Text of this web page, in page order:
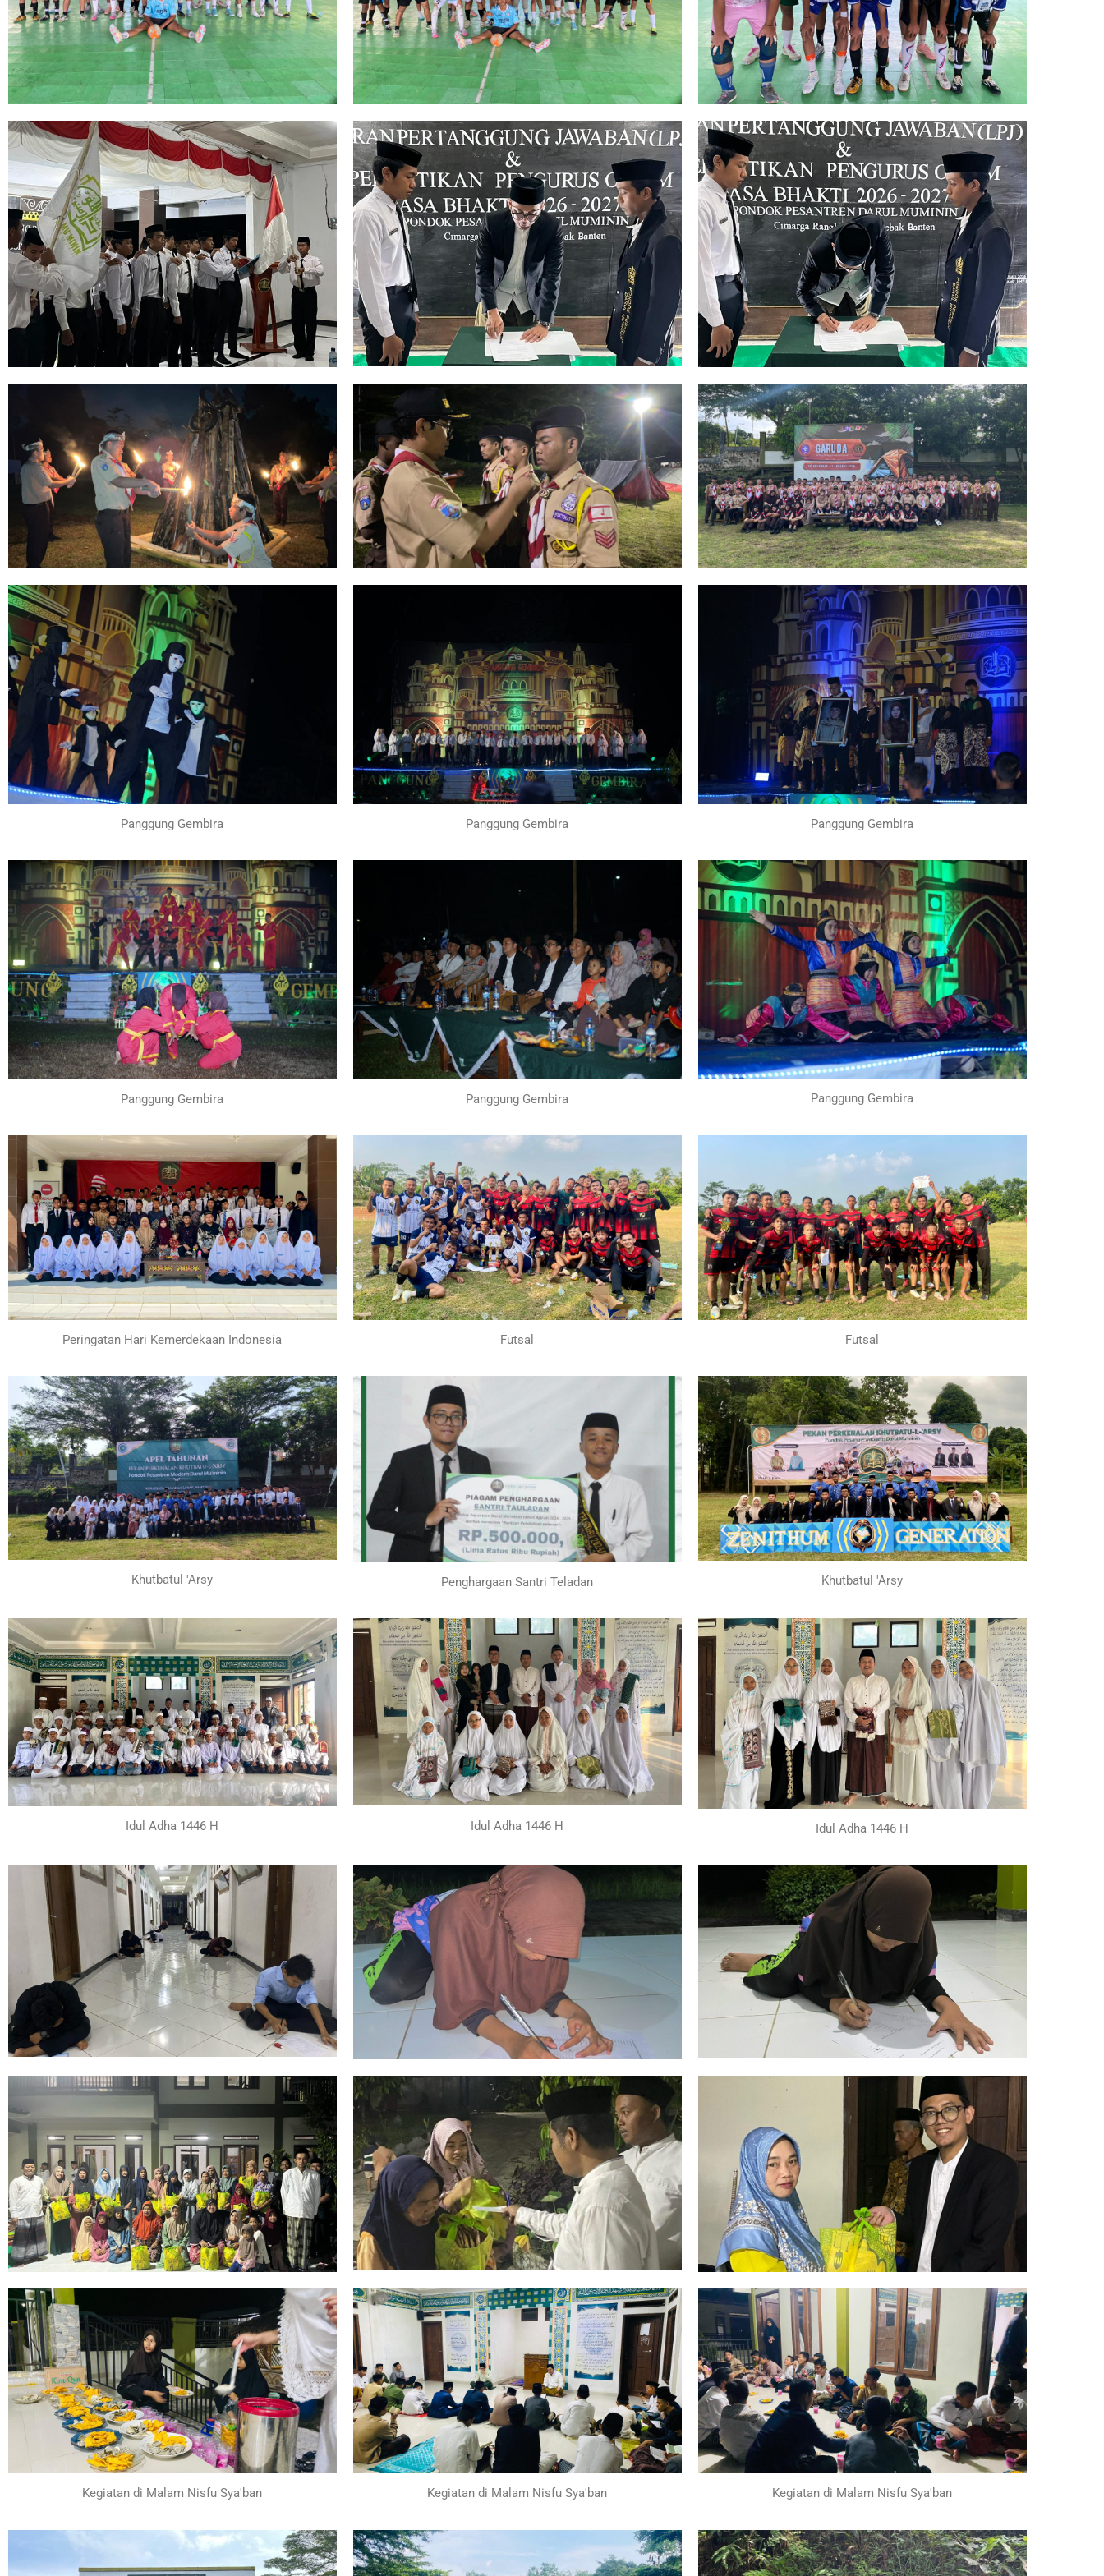
Panggung Gembira Panggung Gembira Panggung Gembira
Panggung Gembira Panggung Gembira Panggung Gembira
Peringatan Hari Kemerdekaan Indonesia Futsal Futsal
Khutbatul 'Arsy Penghargaan Santri Teladan Khutbatul 'Arsy
Idul Adha 1446 H Idul Adha 1446 H Idul Adha 1446 H
Kegiatan di Malam Nisfu Sya'ban Kegiatan di Malam Nisfu Sya'ban Kegiatan di Malam Nisfu Sya'ban